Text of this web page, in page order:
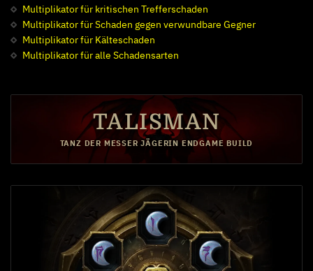
Gefrorenes Herz
15 Schattenklon
Abklingzeit
Unaufhaltsam
Multiplikator für kritischen Trefferschaden
Multiplikator für Schaden gegen verwundbare Gegner
Multiplikator für Kälteschaden
Multiplikator für alle Schadensarten
TALISMAN
TANZ DER MESSER JÄGERIN ENDGAME BUILD